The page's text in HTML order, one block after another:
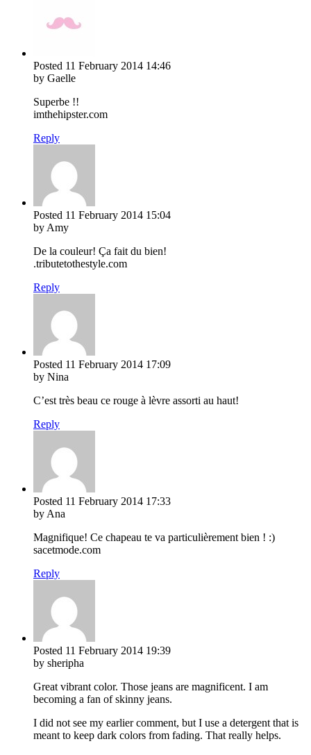
Posted 11 February 2014 14:46
by Gaelle
Superbe !!
imthehipster.com
Reply
Posted 11 February 2014 15:04
by Amy
De la couleur! Ça fait du bien!
.tributetothestyle.com
Reply
Posted 11 February 2014 17:09
by Nina
C’est très beau ce rouge à lèvre assorti au haut!
Reply
Posted 11 February 2014 17:33
by Ana
Magnifique! Ce chapeau te va particulièrement bien ! :)
sacetmode.com
Reply
Posted 11 February 2014 19:39
by sheripha
Great vibrant color. Those jeans are magnificent. I am
becoming a fan of skinny jeans.
I did not see my earlier comment, but I use a detergent that is
meant to keep dark colors from fading. That really helps.